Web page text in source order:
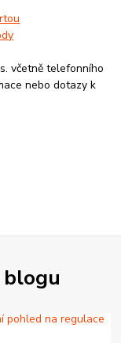
včetně telefonního
nebo dotazy k
blogu